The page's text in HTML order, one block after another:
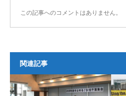
この記事へのコメントはありません。
関連記事